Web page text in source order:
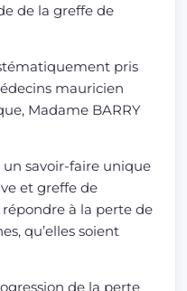
de la greffe de
pris
mauricien
Madame BARRY
un savoir-faire unique
et greffe de
à la perte de
qu’elles soient
de la perte